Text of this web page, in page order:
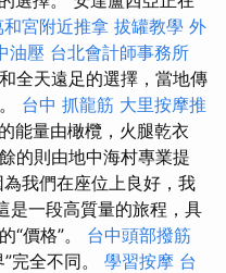
和宮附近推拿 拔罐教學 外
油壓 台北會計師事務所
全天遠足的選擇，當地傳
台中 抓龍筋 大里按摩推
能量由橄欖，火腿乾衣
的則由地中海村專業提
我們在座位上良好，我
是一段高質量的旅程，具
“價格”。 台中頭部撥筋
完全不同。 學習按摩 台